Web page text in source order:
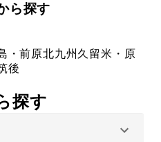
ら探す
・前原北九州 久留米・原
後
探す